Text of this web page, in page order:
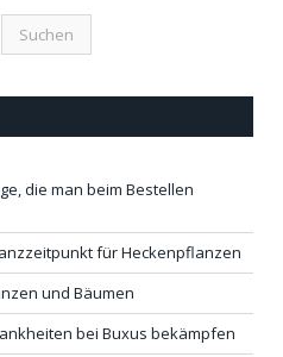
die man beim Bestellen
für Heckenpflanzen
und Bäumen
bei Buxus bekämpfen